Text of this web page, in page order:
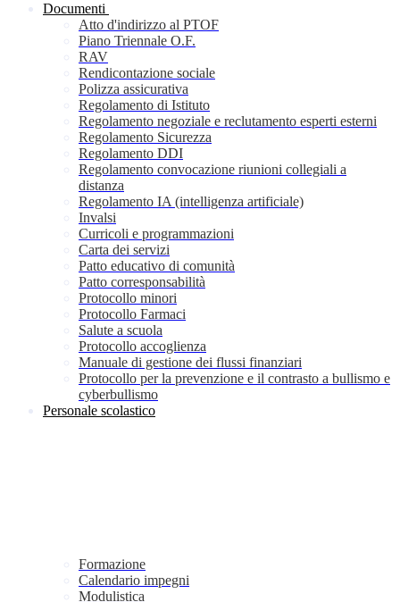
Documenti
Atto d'indirizzo al PTOF
Piano Triennale O.F.
RAV
Rendicontazione sociale
Polizza assicurativa
Regolamento di Istituto
Regolamento negoziale e reclutamento esperti esterni
Regolamento Sicurezza
Regolamento DDI
Regolamento convocazione riunioni collegiali a
distanza
Regolamento IA (intelligenza artificiale)
Invalsi
Curricoli e programmazioni
Carta dei servizi
Patto educativo di comunità
Patto corresponsabilità
Protocollo minori
Protocollo Farmaci
Salute a scuola
Protocollo accoglienza
Manuale di gestione dei flussi finanziari
Protocollo per la prevenzione e il contrasto a bullismo e
cyberbullismo
Personale scolastico
Formazione
Calendario impegni
Modulistica